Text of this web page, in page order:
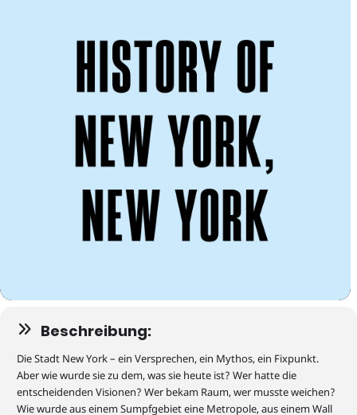
Beschreibung:
DieStadt New York– ein Versprechen,ein Mythos, ein Fixpunkt.
Aber wie wurde sie zu dem, was sie heute ist? Wer hatte die
entscheidenden Visionen? Wer bekam Raum, wer musste weichen?
Wie wurdeaus einem Sumpfgebiet eine Metropole, aus einem Wall